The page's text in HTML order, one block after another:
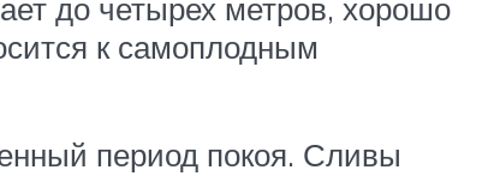
до четырех метров, хорошо
к самоплодным
период покоя. Сливы